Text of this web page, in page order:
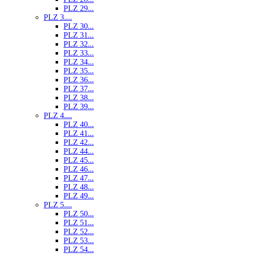
PLZ 29...
PLZ 3....
PLZ 30...
PLZ 31...
PLZ 32...
PLZ 33...
PLZ 34...
PLZ 35...
PLZ 36...
PLZ 37...
PLZ 38...
PLZ 39...
PLZ 4....
PLZ 40...
PLZ 41...
PLZ 42...
PLZ 44...
PLZ 45...
PLZ 46...
PLZ 47...
PLZ 48...
PLZ 49...
PLZ 5....
PLZ 50...
PLZ 51...
PLZ 52...
PLZ 53...
PLZ 54...